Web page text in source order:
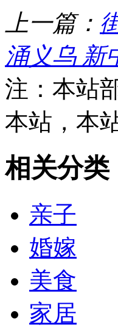
上一篇：
涌义乌 新
注：本站
本站，本
相关分类
亲子
婚嫁
美食
家居